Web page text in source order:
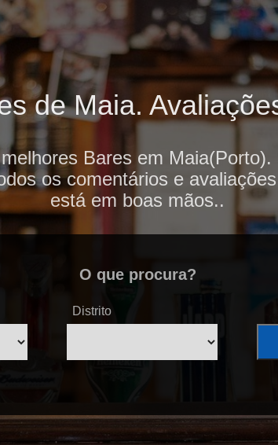
de Maia.
Bares em
os comentários e
está em boas mãos..
O que procura?
Distrito